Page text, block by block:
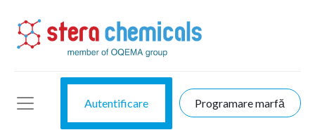
Autentificare Programare marfă